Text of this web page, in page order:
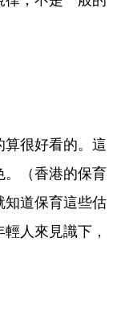
很好看的。這
。（香港的保育
知道保育這些估
人來見識下，